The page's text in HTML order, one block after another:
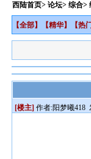
西陆首页>论坛>综合>
【全部】【精华】【热门
[楼主] 作者:阳梦曦418